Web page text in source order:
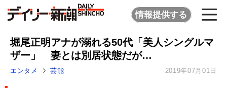
情報提供する
堀尾正明アナが溺れる50代「美人シングルマ
ザー」 妻とは別居状態だが…
エンタメ 芸能 2019年07月01日